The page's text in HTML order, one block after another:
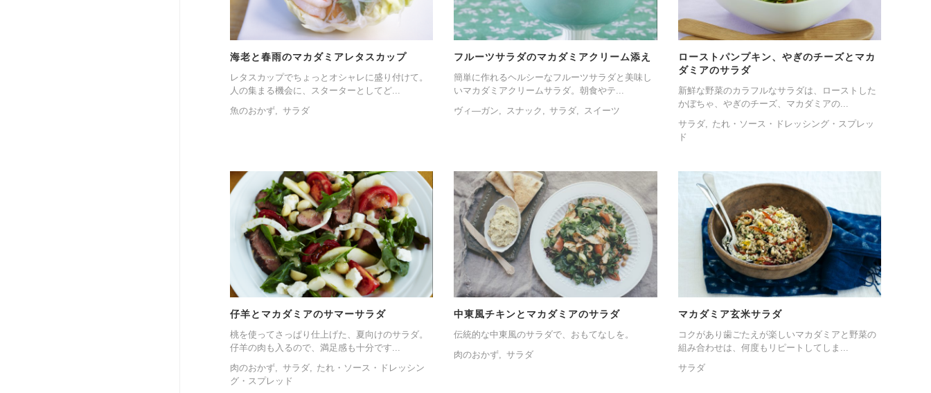
海老と春雨のマカダミアレタスカップ
レタスカップでちょっとオシャレに盛り付けて。
人の集まる機会に、スターターとしてど...
魚のおかず
サラダ
フルーツサラダのマカダミアクリーム添え
簡単に作れるヘルシーなフルーツサラダと美味し
いマカダミアクリームサラダ。朝食やテ...
ヴィ―ガン
スナック サラダ スイーツ
ローストパンプキン、やぎのチーズとマカ
ダミアのサラダ
新鮮な野菜のカラフルなサラダは、ローストした
かぼちゃ、やぎのチーズ、マカダミアの...
サラダ
たれ・ソース・ドレッシング・スプレッ
ド
仔羊とマカダミアのサマーサラダ
桃を使ってさっぱり仕上げた、夏向けのサラダ。
仔羊の肉も入るので、満足感も十分です...
肉のおかず
サラダ
たれ・ソース・ドレッシン
グ・スプレッド
中東風チキンとマカダミアのサラダ
伝統的な中東風のサラダで、おもてなしを。
肉のおかず
サラダ
マカダミア玄米サラダ
コクがあり歯ごたえが楽しいマカダミアと野菜の
組み合わせは、何度もリピートしてしま...
サラダ